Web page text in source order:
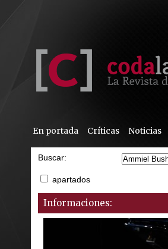
En portada Críticas Noticias
Buscar:
apartados
Informaciones: